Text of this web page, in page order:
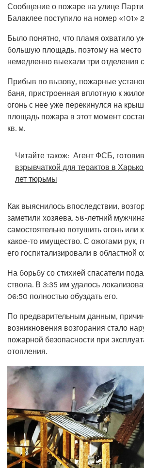
Сообщение о пожаре на улице
Балаклее поступило на номер «101»
Было понятно, что пламя охватило
большую площадь, поэтому на место
немедленно выехали три отделения
Прибыв по вызову, пожарные
баня, пристроенная вплотную к
огонь с нее уже перекинулся на
площадь пожара в этот момент
кв. м.
Читайте також: Агент ФСБ,
взрывчаткой для терактов в
лет тюрьмы
Как выяснилось впоследствии,
заметили хозяева. 58-летний
самостоятельно потушить огонь или
какое-то имущество. С ожогами рук,
его госпитализировали в областной
На борьбу со стихией спасатели
ствола. В 3:35 им удалось
06:50 полностью обуздать его.
По предварительным данным,
возникновения возгорания стало
пожарной безопасности при
отопления.